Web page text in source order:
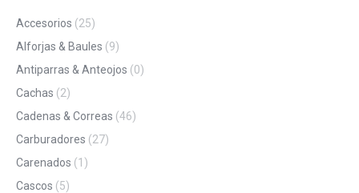
Accesorios (25)
Alforjas & Baules (9)
Antiparras & Anteojos (0)
Cachas (2)
Cadenas & Correas (46)
Carburadores (27)
Carenados (1)
Cascos (5)